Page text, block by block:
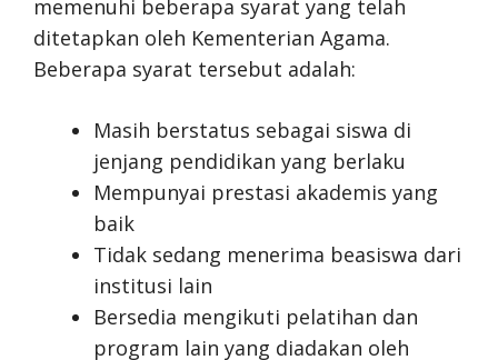
memenuhi beberapa syarat yang telah
ditetapkan oleh Kementerian Agama.
Beberapa syarat tersebut adalah:
Masih berstatus sebagai siswa di
jenjang pendidikan yang berlaku
Mempunyai prestasi akademis yang
baik
Tidak sedang menerima beasiswa dari
institusi lain
Bersedia mengikuti pelatihan dan
program lain yang diadakan oleh